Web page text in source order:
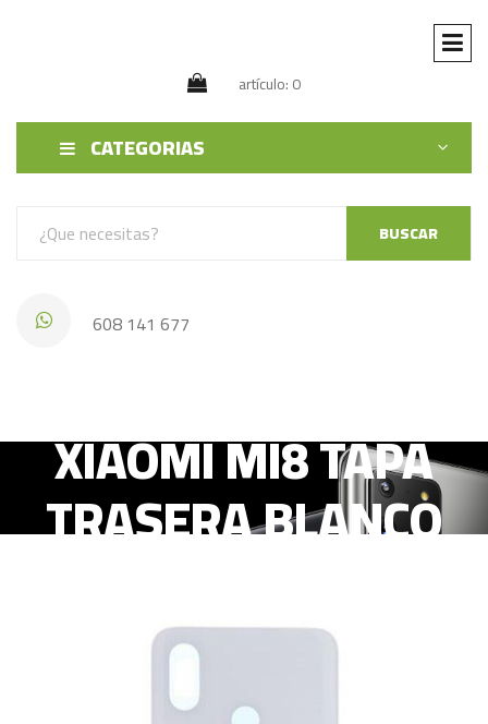
artículo: 0
CATEGORIAS
BUSCAR
608 141 677
XIAOMI MI8 TAPA
TRASERA BLANCO